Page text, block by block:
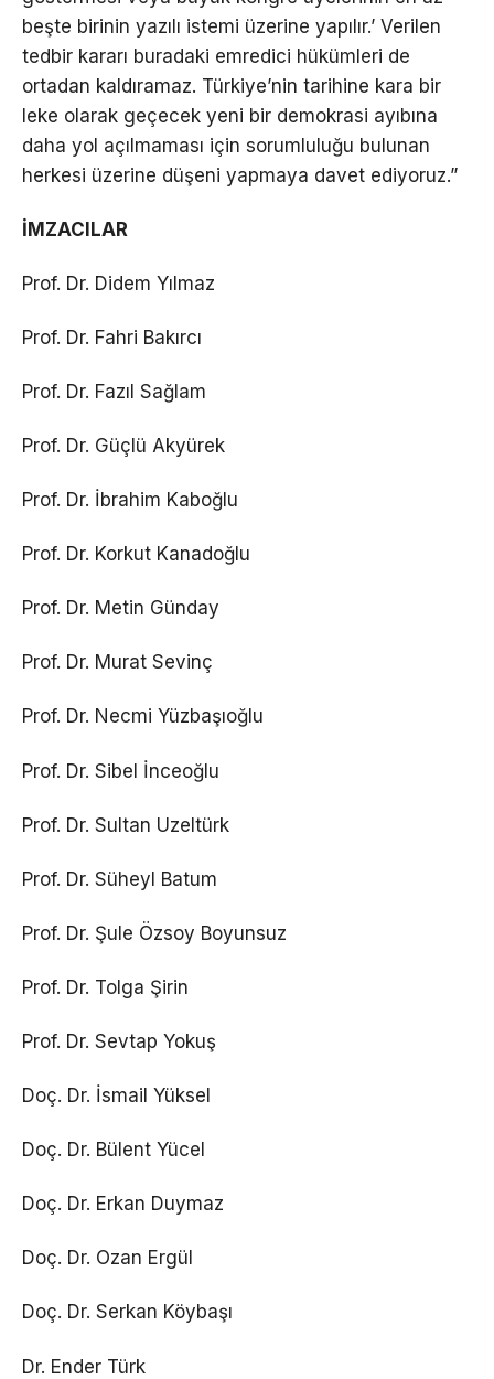
beşte birinin yazılı istemi üzerine yapılır.’ Verilen
tedbir kararı buradaki emredici hükümleri de
ortadan kaldıramaz. Türkiye’nin tarihine kara bir
leke olarak geçecek yeni bir demokrasi ayıbına
daha yol açılmaması için sorumluluğu bulunan
herkesi üzerine düşeni yapmaya davet ediyoruz.”
İMZACILAR
Prof. Dr. Didem Yılmaz
Prof. Dr. Fahri Bakırcı
Prof. Dr. Fazıl Sağlam
Prof. Dr. Güçlü Akyürek
Prof. Dr. İbrahim Kaboğlu
Prof. Dr. Korkut Kanadoğlu
Prof. Dr. Metin Günday
Prof. Dr. Murat Sevinç
Prof. Dr. Necmi Yüzbaşıoğlu
Prof. Dr. Sibel İnceoğlu
Prof. Dr. Sultan Uzeltürk
Prof. Dr. Süheyl Batum
Prof. Dr. Şule Özsoy Boyunsuz
Prof. Dr. Tolga Şirin
Prof. Dr. Sevtap Yokuş
Doç. Dr. İsmail Yüksel
Doç. Dr. Bülent Yücel
Doç. Dr. Erkan Duymaz
Doç. Dr. Ozan Ergül
Doç. Dr. Serkan Köybaşı
Dr. Ender Türk